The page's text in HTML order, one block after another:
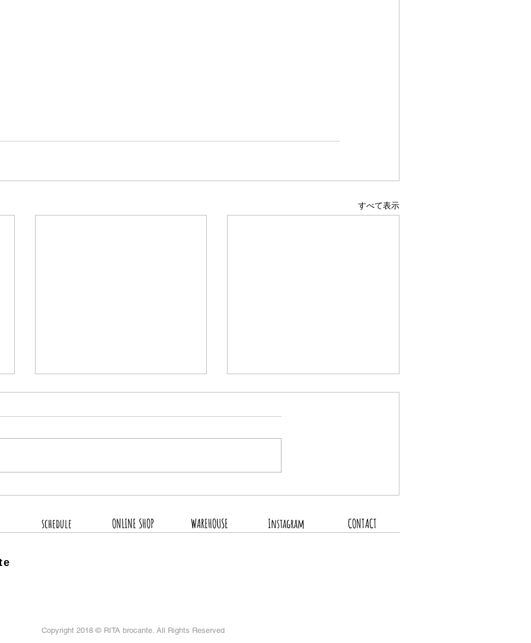
すべて表示
8月の営業スケジュール
schedule ONLINE SHOP WAREHOUSE Instagram CONTACT
Copyright 2018 © RITA brocante. All Rights Reserved